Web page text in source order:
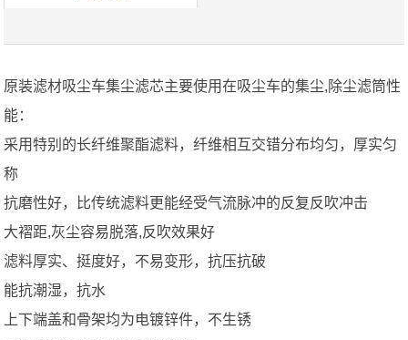
原装滤材吸尘车集尘滤芯主要使用在吸尘车的集尘,除尘滤筒性
能：
采用特别的长纤维聚酯滤料，纤维相互交错分布均匀，厚实匀
称
抗磨性好，比传统滤料更能经受气流脉冲的反复反吹冲击
大褶距,灰尘容易脱落,反吹效果好
滤料厚实、挺度好，不易变形，抗压抗破
能抗潮湿，抗水
上下端盖和骨架均为电镀锌件，不生锈